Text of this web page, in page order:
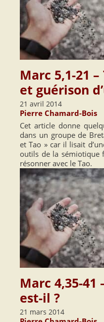
Marc 5,1-21
et guérison
21 avril 2014
Pierre Chamard-Bois
Cet article donne
dans un groupe de
et Tao » car il lisait
outils de la sémiotique
résonner avec le Tao.
Marc 4,35-41
est-il ?
21 mars 2014